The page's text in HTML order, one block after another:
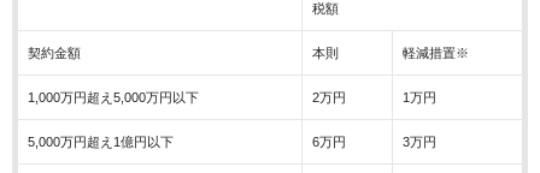
税額
契約金額 本則 軽減措置※
1,000万円超え5,000万円以下 2万円 1万円
5,000万円超え1億円以下 6万円 3万円